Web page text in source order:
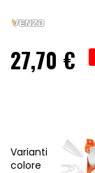
27,70 €
Varianti
colore